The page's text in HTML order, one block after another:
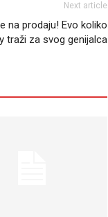
Next article
na prodaju! Evo koliko
traži za svog genijalca